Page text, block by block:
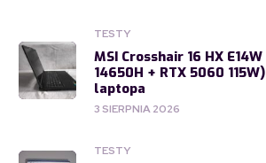
TESTY
MSI Crosshair 16 HX
14650H + RTX 5060
laptopa
3 SIERPNIA 2026
TESTY